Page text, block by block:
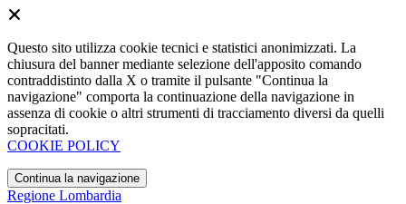
Questo sito utilizza cookie tecnici e statistici anonimizzati. La
chiusura del banner mediante selezione dell'apposito comando
contraddistinto dalla X o tramite il pulsante "Continua la
navigazione" comporta la continuazione della navigazione in
assenza di cookie o altri strumenti di tracciamento diversi da quelli
sopracitati.
COOKIE POLICY
Continua la navigazione
Regione Lombardia